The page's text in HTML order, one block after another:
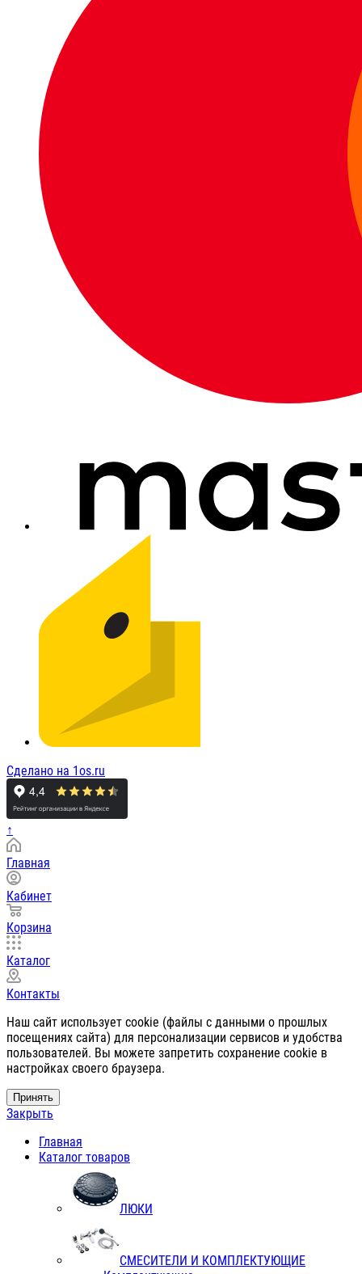
Сделано на 1os.ru
↑
Главная
Кабинет
Корзина
Каталог
Контакты
Наш сайт использует cookie (файлы с данными о прошлых
посещениях сайта) для персонализации сервисов и удобства
пользователей. Вы можете запретить сохранение cookie в
настройках своего браузера.
Принять
Закрыть
Главная
Каталог товаров
ЛЮКИ
СМЕСИТЕЛИ И КОМПЛЕКТУЮЩИЕ